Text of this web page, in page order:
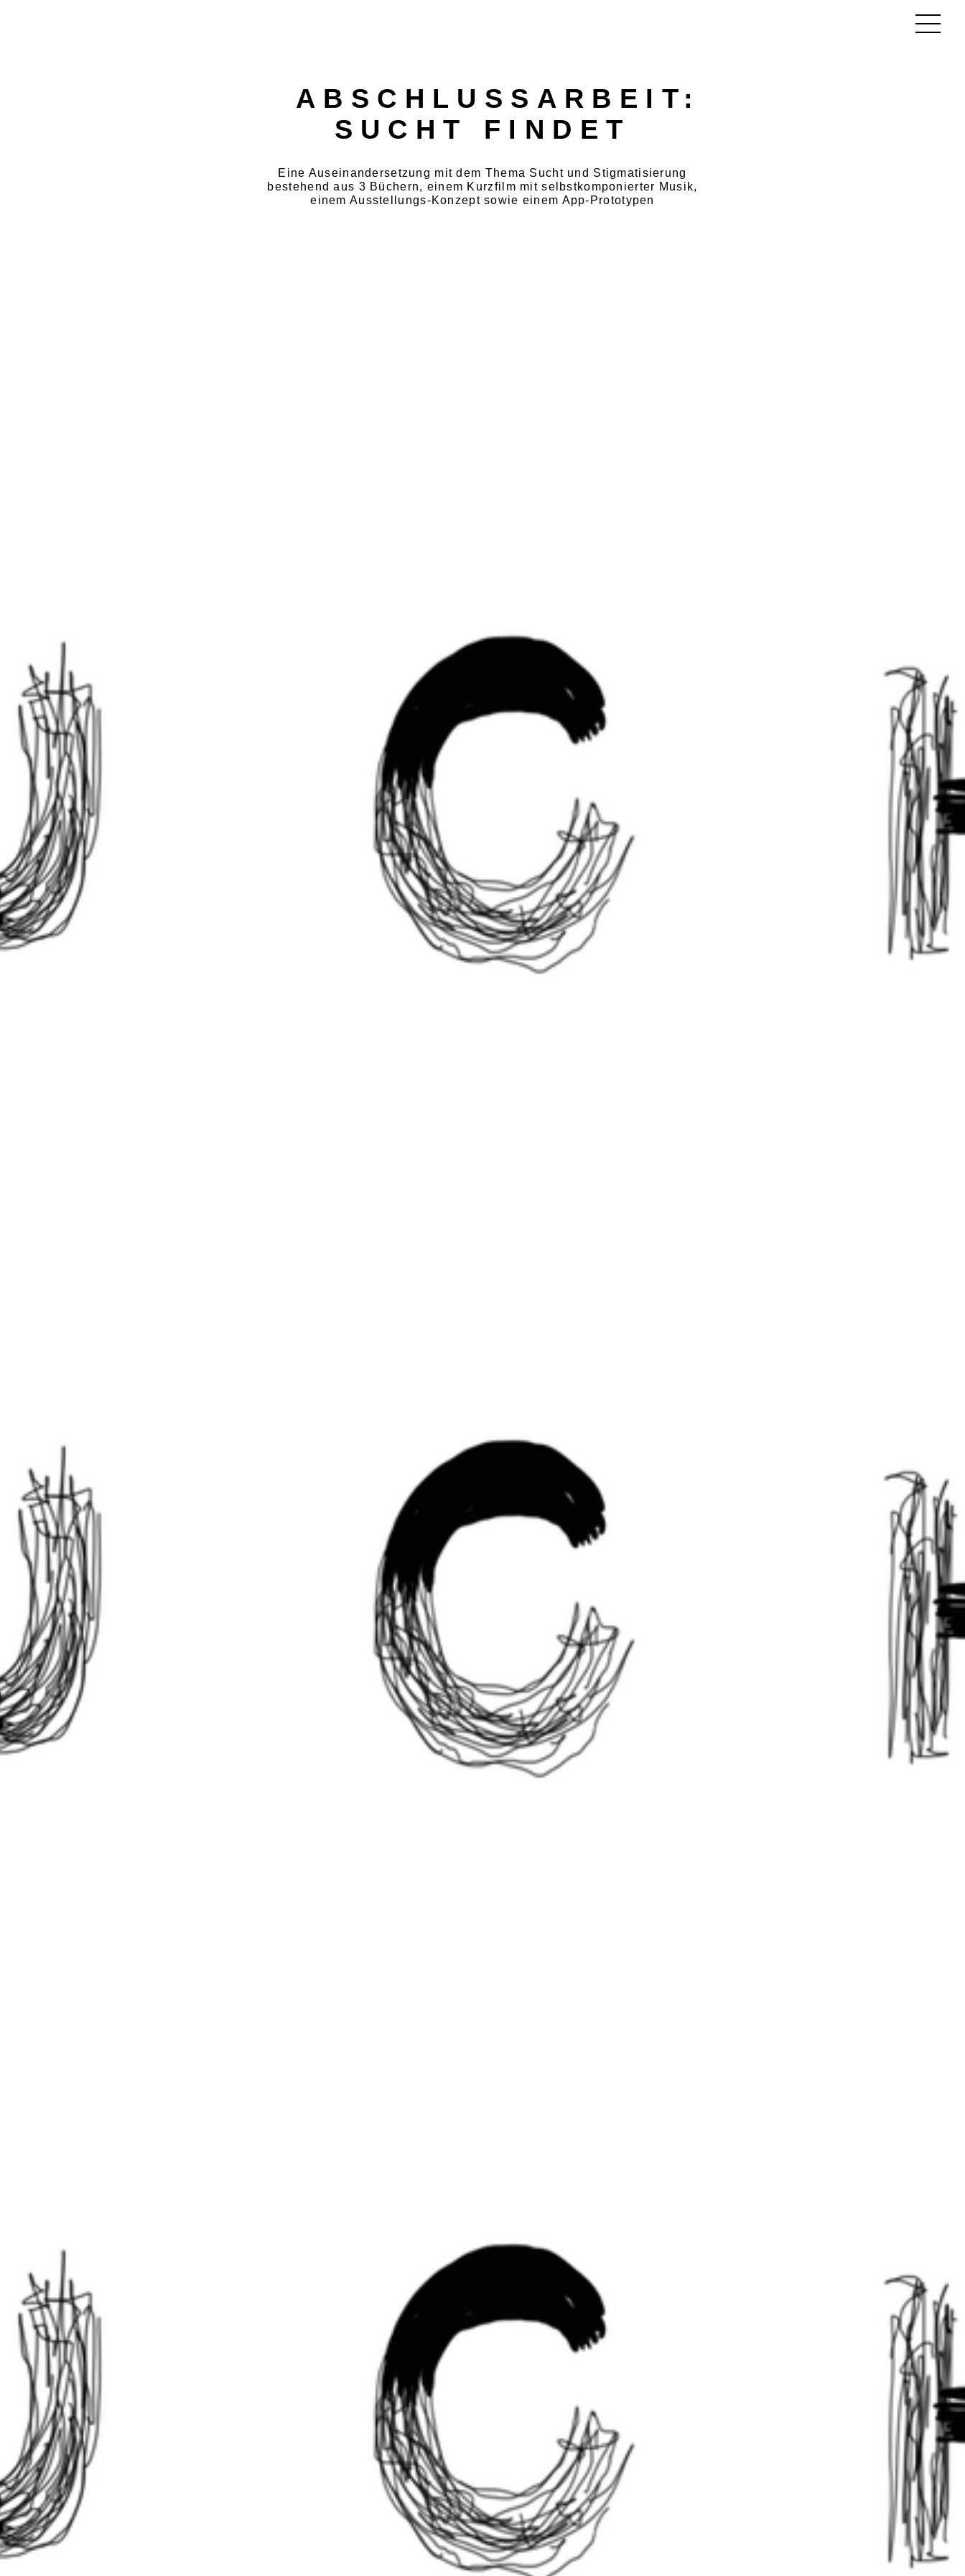
ABSCHLUSSARBEIT:
SUCHT FINDET
Eine Auseinandersetzung mit dem Thema Sucht und Stigmatisierung
bestehend aus 3 Büchern, einem Kurzfilm mit selbstkomponierter Musik,
einem Ausstellungs-Konzept sowie einem App-Prototypen